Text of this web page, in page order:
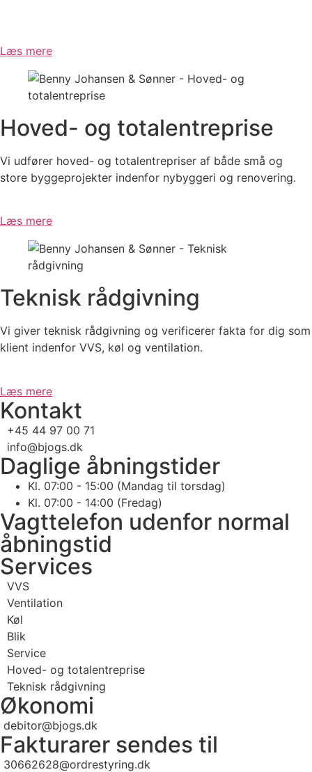
Læs mere
Hoved- og totalentreprise
Vi udfører hoved- og totalentrepriser af både små og
store byggeprojekter indenfor nybyggeri og renovering.
Læs mere
Teknisk rådgivning
Vi giver teknisk rådgivning og verificerer fakta for dig som
klient indenfor VVS, køl og ventilation.
Læs mere
Kontakt
+45 44 97 00 71
info@bjogs.dk
Daglige åbningstider
Kl. 07:00 - 15:00 (Mandag til torsdag)
Kl. 07:00 - 14:00 (Fredag)
Vagttelefon udenfor normal
åbningstid
Services
VVS
Ventilation
Køl
Blik
Service
Hoved- og totalentreprise
Teknisk rådgivning
Økonomi
debitor@bjogs.dk
Fakturarer sendes til
30662628@ordrestyring.dk